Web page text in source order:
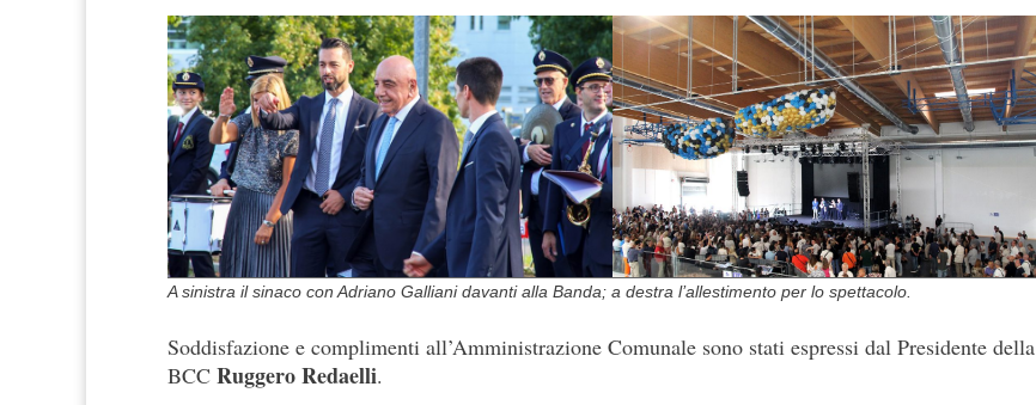
A sinistra il sinaco con Adriano Galliani davanti alla Banda; a destra l’allestimento per lo spettacolo.
Soddisfazione e complimenti all’Amministrazione Comunale sono stati espressi dal Presidente della
BCC Ruggero Redaelli.